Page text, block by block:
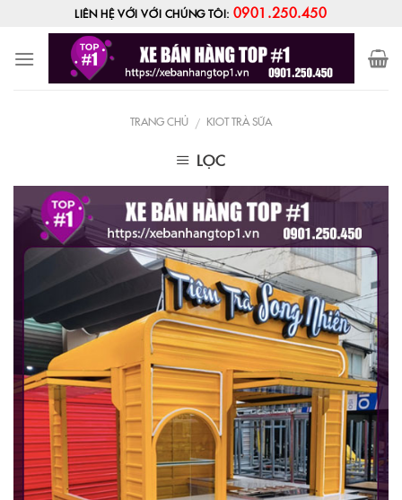
content
LIÊN HỆ VỚI VỚI CHÚNG TÔI: 0901.250.450
TRANG CHỦ / KIOT TRÀ SỮA
LỌC